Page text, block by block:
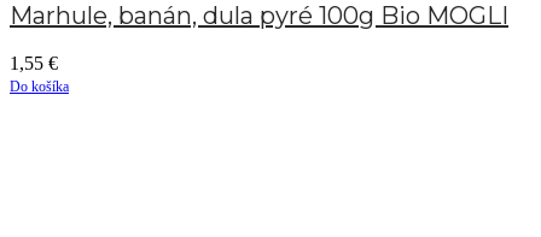
Marhule, banán, dula pyré 100g Bio MOGLI
1,55 €
Do košíka